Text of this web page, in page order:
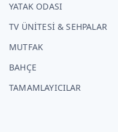
YATAK ODASI
TV ÜNİTESİ & SEHPALAR
MUTFAK
BAHÇE
TAMAMLAYICILAR